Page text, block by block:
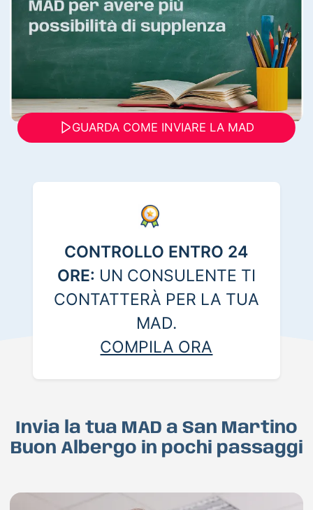
GUARDA COME INVIARE LA MAD
CONTROLLO ENTRO 24
ORE: UN CONSULENTE TI
CONTATTERÀ PER LA TUA
MAD.
COMPILA ORA
Invia la tua MAD a San Martino
Buon Albergo in pochi passaggi